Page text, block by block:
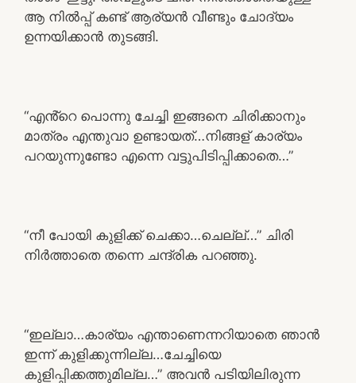
ആ നിൽപ്പ് കണ്ട് ആര്യൻ വീണ്ടും ചോദ്യം
ഉന്നയിക്കാൻ തുടങ്ങി.
“എൻ്റെ പൊന്നു ചേച്ചി ഇങ്ങനെ ചിരിക്കാനും
മാത്രം എന്തുവാ ഉണ്ടായത്…നിങ്ങള് കാര്യം
പറയുന്നുണ്ടോ എന്നെ വട്ടുപിടിപ്പിക്കാതെ…”
“നീ പോയി കുളിക്ക് ചെക്കാ…ചെല്ല്…” ചിരി
നിർത്താതെ തന്നെ ചന്ദ്രിക പറഞ്ഞു.
“ഇല്ലാ…കാര്യം എന്താണെന്നറിയാതെ ഞാൻ
ഇന്ന് കുളിക്കുന്നില്ല…ചേച്ചിയെ
കുളിപ്പിക്കത്തുമില്ല…” അവൻ പടിയിലിരുന്ന